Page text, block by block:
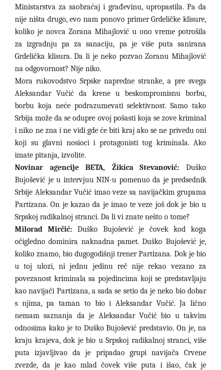
Ministarstva za saobraćaj i građevinu, upropastila. Pa da
nije ništa drugo, evo nam ponovo primer Grdeličke klisure,
koliko je novca Zorana Mihajlović u ono vreme potrošila
za izgradnju pa za sanaciju, pa je više puta sanirana
Grdelička klisura. Da li je neko pozvao Zoranu Mihajlović
na odgovornost? Nije niko.
Mora rukovodstvo Srpske napredne stranke, a pre svega
Aleksandar Vučić da krene u beskompromisnu borbu,
borbu koja neće podrazumevati selektivnost. Samo tako
Srbija može da se odupre ovoj pošasti koja se zove kriminal
i niko ne zna i ne vidi gde će biti kraj ako se ne privedu oni
koji su glavni nosioci i protagonisti tog kriminala. Ako
imate pitanja, izvolite.
Novinar agencije BETA, Žikica Stevanović: Duško
Bujošević je u intervjuu NIN-u pomenuo da je predsednik
Srbije Aleksandar Vučić imao veze sa navijačkim grupama
Partizana. On je kazao da je imao te veze još dok je bio u
Srpskoj radikalnoj stranci. Da li vi znate nešto o tome?
Milorad Mirčić: Duško Bujošević je čovek kod koga
očigledno dominira naknadna pamet. Duško Bujošević je,
koliko znamo, bio dugogodišnji trener Partizana. Dok je bio
u toj ulozi, ni jednu jedinu reč nije rekao vezano za
povezanost kriminala sa pojedincima koji se predstavljaju
kao navijači Partizana, a sada se setio da je neko bio dobar
s njima, pa taman to bio i Aleksandar Vučić. Ja lično
nemam saznanja da je Aleksandar Vučić bio u takvim
odnosima kako je to Duško Bujošević predstavio. On je, na
kraju krajeva, dok je bio u Srpskoj radikalnoj stranci, više
puta izjavljivao da je pripadao grupi navijača Crvene
zvezde, da je kao mlad čovek više puta i išao, čak je